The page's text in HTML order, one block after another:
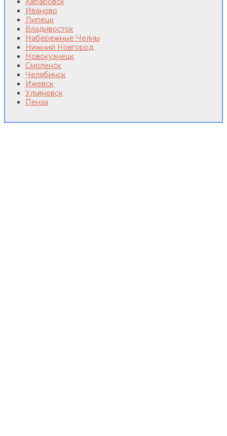
Иваново
Липецк
Владивосток
Набережные Челны
Нижний Новгород
Новокузнецк
Смоленск
Челябинск
Ижевск
Ульяновск
Пенза